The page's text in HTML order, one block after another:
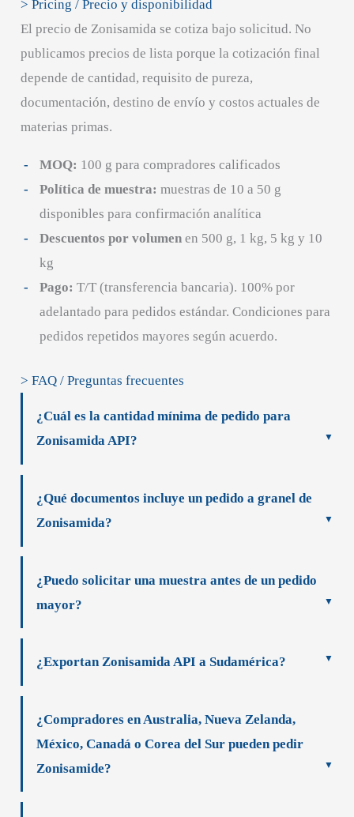
> Pricing / Precio y disponibilidad
El precio de Zonisamida se cotiza bajo solicitud. No
publicamos precios de lista porque la cotización final
depende de cantidad, requisito de pureza,
documentación, destino de envío y costos actuales de
materias primas.
MOQ: 100 g para compradores calificados
Política de muestra: muestras de 10 a 50 g
disponibles para confirmación analítica
Descuentos por volumenen 500 g, 1 kg, 5 kg y 10
kg
Pago: T/T (transferencia bancaria). 100% por
adelantado para pedidos estándar. Condiciones para
pedidos repetidos mayores según acuerdo.
> FAQ / Preguntas frecuentes
¿Cuál es la cantidad mínima de pedido para
Zonisamida API?
¿Qué documentos incluye un pedido a granel de
Zonisamida?
¿Puedo solicitar una muestra antes de un pedido
mayor?
¿Exportan Zonisamida API a Sudamérica?
¿Compradores en Australia, Nueva Zelanda,
México, Canadá o Corea del Sur pueden pedir
Zonisamide?